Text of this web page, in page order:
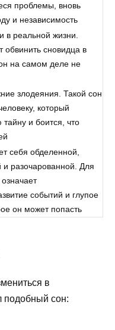
проблемы, вновь
и независимость
в реальной жизни.
обвинить сновидца в
на самом деле не
злодеяния. Такой сон
который
и боится, что
себя обделенной,
и разочарованной. Для
событий и глупое
он может попасть
в
подобный сон: